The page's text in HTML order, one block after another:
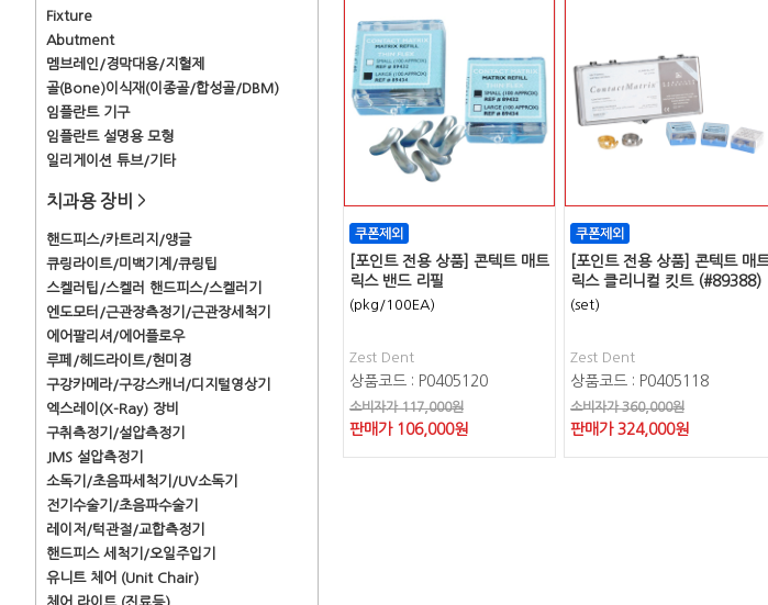
Fixture
Abutment
멤브레인/경막대용/지혈제
골(Bone)이식재(이종골/합성골/DBM)
임플란트 기구
임플란트 설명용 모형
일리게이션 튜브/기타
치과용 장비 >
핸드피스/카트리지/앵글
큐링라이트/미백기계/큐링팁
스켈러팁/스켈러 핸드피스/스켈러기
엔도모터/근관장측정기/근관장세척기
에어팔리셔/에어플로우
루페/헤드라이트/현미경
구강카메라/구강스캐너/디지털영상기
엑스레이(X-Ray) 장비
구취측정기/설압측정기
JMS 설압측정기
소독기/초음파세척기/UV소독기
전기수술기/초음파수술기
레이저/턱관절/교합측정기
핸드피스 세척기/오일주입기
유니트 체어 (Unit Chair)
[포인트 전용 상품] 콘텍트 매트
릭스 밴드 리필
(pkg/100EA)
Zest Dent
상품코드 : P0405120
소비자가 117,000원
판매가 106,000원
[포인트 전용 상품] 콘텍트 매
릭스 클리니컬 킷트 (#89388)
(set)
Zest Dent
상품코드 : P0405118
소비자가 360,000원
판매가 324,000원